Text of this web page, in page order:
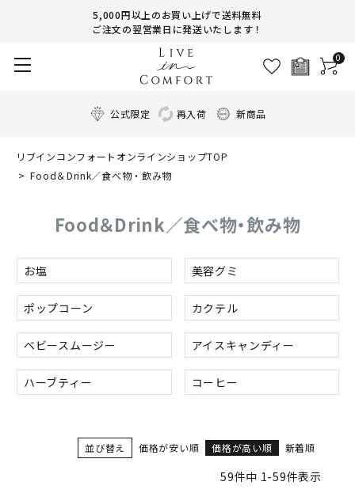
5,000円以上のお買い上げで送料無料
ご注文の翌営業日に発送いたします！
0
公式限定 再入荷 新商品
リブインコンフォートオンラインショップTOP
Food＆Drink／食べ物・飲み物
Food＆Drink／食べ物・飲み物
お塩 美容グミ
ポップコーン カクテル
ベビースムージー アイスキャンディー
ハーブティー コーヒー
並び替え 価格が安い順 価格が高い順 新着順
59件中 1-59件表示